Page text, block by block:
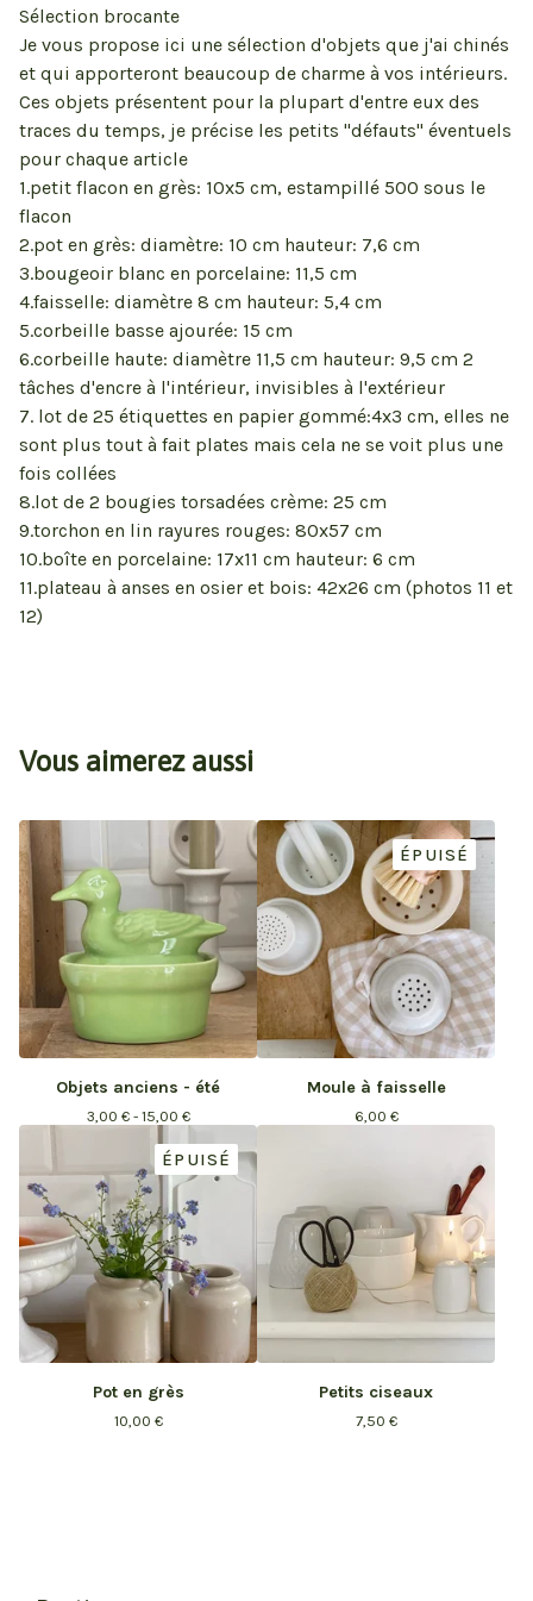
Sélection brocante
Je vous propose ici une sélection d'objets que j'ai chinés
et qui apporteront beaucoup de charme à vos intérieurs.
Ces objets présentent pour la plupart d'entre eux des
traces du temps, je précise les petits "défauts" éventuels
pour chaque article
1.petit flacon en grès: 10x5 cm, estampillé 500 sous le
flacon
2.pot en grès: diamètre: 10 cm hauteur: 7,6 cm
3.bougeoir blanc en porcelaine: 11,5 cm
4.faisselle: diamètre 8 cm hauteur: 5,4 cm
5.corbeille basse ajourée: 15 cm
6.corbeille haute: diamètre 11,5 cm hauteur: 9,5 cm 2
tâches d'encre à l'intérieur, invisibles à l'extérieur
7. lot de 25 étiquettes en papier gommé:4x3 cm, elles ne
sont plus tout à fait plates mais cela ne se voit plus une
fois collées
8.lot de 2 bougies torsadées crème: 25 cm
9.torchon en lin rayures rouges: 80x57 cm
10.boîte en porcelaine: 17x11 cm hauteur: 6 cm
11.plateau à anses en osier et bois: 42x26 cm (photos 11 et
12)
Vous aimerez aussi
Objets anciens - été
3,00 €- 15,00 €
ÉPUISÉ
Moule à faisselle
6,00 €
ÉPUISÉ
Pot en grès
10,00 €
Petits ciseaux
7,50 €